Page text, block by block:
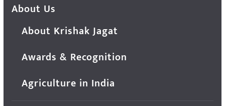
About Us
About Krishak Jagat
Awards & Recognition
Agriculture in India